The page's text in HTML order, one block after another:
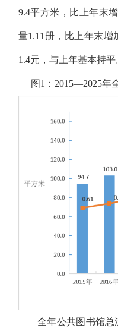
9.4平方米，比上年末
量1.11册，比上年末增
1.4元，与上年基本持平
图1：2015—2025年
全年公共图书馆总